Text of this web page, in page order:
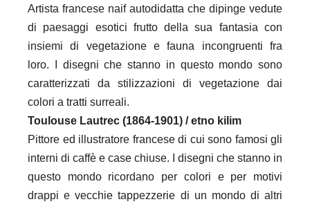
Artista francese naif autodidatta che dipinge vedute
di paesaggi esotici frutto della sua fantasia con
insiemi di vegetazione e fauna incongruenti fra
loro. I disegni che stanno in questo mondo sono
caratterizzati da stilizzazioni di vegetazione dai
colori a tratti surreali.
Toulouse Lautrec (1864-1901) / etno kilim
Pittore ed illustratore francese di cui sono famosi gli
interni di caffè e case chiuse. I disegni che stanno in
questo mondo ricordano per colori e per motivi
drappi e vecchie tappezzerie di un mondo di altri